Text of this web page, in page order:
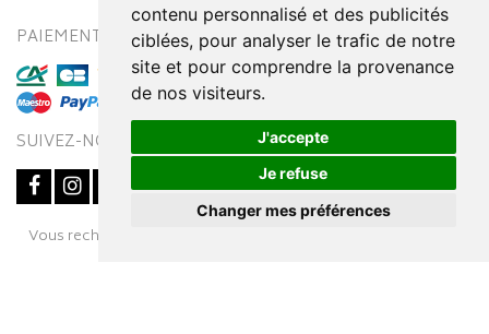
contenu personnalisé et des publicités
ciblées, pour analyser le trafic de notre
site et pour comprendre la provenance
de nos visiteurs.
J'accepte
Je refuse
Changer mes préférences
PAIEMENT SÉCURISÉ MODES DE LIVRAISON
SUIVEZ-NOUS SUR
Vous recherchez un médicament ? Découvrez la pharmacie en